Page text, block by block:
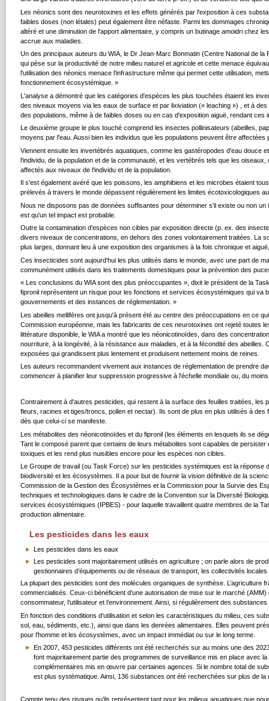
Les néonics sont des neurotoxines et les effets générés par l'exposition à ces
faibles doses (non létales) peut également être néfaste. Parmi les dommages
altéré et une diminution de l'apport alimentaire, y compris un butinage amoidri chez
accrue aux maladies.
Un des principaux auteurs du WIA, le Dr Jean-Marc Bonmatin (Centre National de
qui pèse sur la productivité de notre milieu naturel et agricole et cette menace
l'utilisation des néonics menace l'infrastructure même qui permet cette utilisation,
fonctionnement écosystémique. »
L'analyse a démontré que les catégories d'espèces les plus touchées étaient les
des niveaux moyens via les eaux de surface et par lixiviation (« leaching ») , et à
des populations, même à de faibles doses ou en cas d'exposition aiguë, rendant
Le deuxième groupe le plus touché comprend les insectes pollinisateurs (abeilles,
moyens par l'eau. Aussi bien les individus que les populations peuvent être
Viennent ensuite les invertébrés aquatiques, comme les gastéropodes d'eau douce
l'individu, de la population et de la communauté, et les vertébrés tels que les
affectés aux niveaux de l'individu et de la population.
Il s'est également avéré que les poissons, les amphibiens et les microbes étaient
prélevés à travers le monde dépassent régulièrement les limites écotoxicologiques
Nous ne disposons pas de données suffisantes pour déterminer s'il existe ou non
est qu'un tel impact est probable.
Outre la contamination d'espèces non cibles par exposition directe (p. ex. des
divers niveaux de concentrations, en dehors des zones volontairement traitées. La
plus larges, donnant lieu à une exposition des organismes à la fois chronique et
Ces insecticides sont aujourd'hui les plus utilisés dans le monde, avec une part de
communément utilisés dans les traitements domestiques pour la prévention des
« Les conclusions du WIA sont des plus préoccupantes », dixit le président de la
fipronil représentent un risque pour les fonctions et services écosystémiques qui va
gouvernements et des instances de réglementation. »
Les abeilles mellifères ont jusqu'à présent été au centre des préoccupations en ce
Commission européenne, mais les fabricants de ces neurotoxines ont rejeté toutes
littérature disponible, le WIA a montré que les néonicotinoïdes, dans des
nourriture, à la longévité, à la résistance aux maladies, et à la fécondité des
exposées qui grandissent plus lentement et produisent nettement moins de reines.
Les auteurs recommandent vivement aux instances de réglementation de prendre
commencer à planifier leur suppression progressive à l'échelle mondiale ou, du
Contrairement à d'autres pesticides, qui restent à la surface des feuilles traitées,
fleurs, racines et tiges/troncs, pollen et nectar). Ils sont de plus en plus utilisés à
dès que celui-ci se manifeste.
Les métabolites des néonicotinoïdes et du fipronil (les éléments en lesquels ils se
Tant le composé parent que certains de leurs métabolites sont capables de
toxiques et les rend plus nuisibles encore pour les espèces non cibles.
Le Groupe de travail (ou Task Force) sur les pesticides systémiques est la
biodiversité et les écosystèmes. Il a pour but de fournir la vision définitive de la
Commission de la Gestion des Écosystèmes et la Commission pour la Survie des
techniques et technologiques dans le cadre de la Convention sur la Diversité
services écosystémiques (IPBES) - pour laquelle travaillent quatre membres de la
production alimentaire.
Les pesticides dans les eaux
Les pesticides dans les eaux
Les pesticides sont majoritairement utilisés en agriculture ; on parle alors de
gestionnaires d’équipements ou de réseaux de transport, les collectivités
La plupart des pesticides sont des molécules organiques de synthèse. L’agriculture
commercialisés. Ceux-ci bénéficient d’une autorisation de mise sur le marché
consommateur, l’utilisateur et l’environnement. Ainsi, si régulièrement des
En fonction des conditions d’utilisation et selon les caractéristiques du milieu, ces
sol, eau, sédiments, etc.), ainsi que dans les denrées alimentaires. Elles peuvent
pour l’homme et les écosystèmes, avec un impact immédiat ou sur le long terme.
En 2007, 453 pesticides différents ont été recherchés sur au moins une des
font majoritairement partie des programmes de surveillance mis en place avec
complémentaires mis en œuvre par certaines agences. Si le nombre total de
est plus systématique. Ainsi, 136 substances ont été recherchées sur plus de la
Compte tenu des risques qu’ils représentent tant pour les milieux aquatiques que